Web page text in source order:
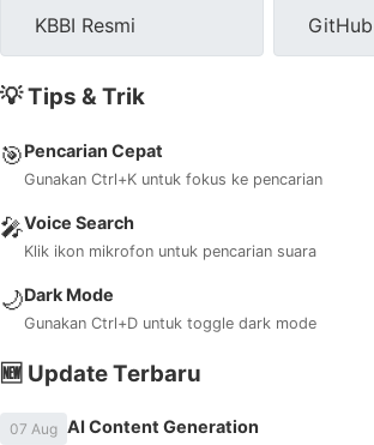
KBBI Resmi GitHub
💡 Tips & Trik
🎯Pencarian Cepat
Gunakan Ctrl+K untuk fokus ke pencarian
🎤Voice Search
Klik ikon mikrofon untuk pencarian suara
🌙Dark Mode
Gunakan Ctrl+D untuk toggle dark mode
🆕 Update Terbaru
07 Aug AI Content Generation